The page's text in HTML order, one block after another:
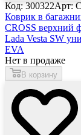
Код: 300322Арт:
Коврик в
CROSS верхний
Lada Vesta SW
EVA
Нет в продаже
В корзину